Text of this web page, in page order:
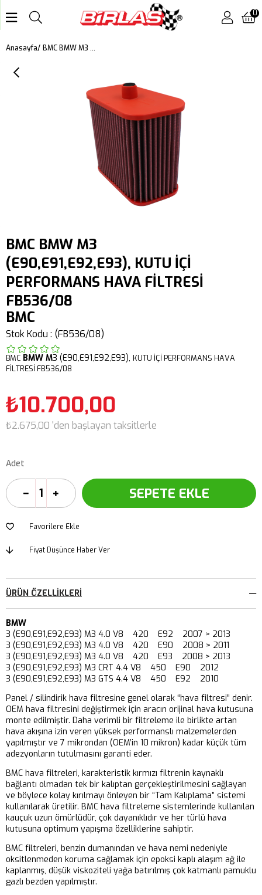
0
Anasayfa BMC BMW M3 (E90,E91,E92,E93), KUTU İÇİ PERFORMANS HAVA FİLTRESİ FB536/08
BMC BMW M3
(E90,E91,E92,E93), KUTU İÇİ
PERFORMANS HAVA FİLTRESİ
FB536/08
BMC
Stok Kodu (FB536/08)
BMC BMW M3 (E90,E91,E92,E93), KUTU İÇİ PERFORMANS HAVA
FİLTRESİ FB536/08
₺10.700,00
₺2.675,00 'den başlayan taksitlerle
Adet
Favorilere Ekle
Fiyat Düşünce Haber Ver
ÜRÜN ÖZELLIKLERI
BMW
3 (E90,E91,E92,E93) M3 4.0 V8 420 E92 2007 > 2013
3 (E90,E91,E92,E93) M3 4.0 V8 420 E90 2008 > 2011
3 (E90,E91,E92,E93) M3 4.0 V8 420 E93 2008 > 2013
3 (E90,E91,E92,E93) M3 CRT 4.4 V8 450 E90 2012
3 (E90,E91,E92,E93) M3 GTS 4.4 V8 450 E92 2010
Panel / silindirik hava filtresine genel olarak “hava filtresi” denir.
OEM hava filtresini değiştirmek için aracın orijinal hava kutusuna
monte edilmiştir. Daha verimli bir filtreleme ile birlikte artan
hava akışına izin veren yüksek performanslı malzemelerden
yapılmıştır ve 7 mikrondan (OEM’in 10 mikron) kadar küçük tüm
adezyonların tutulmasını garanti eder.
BMC hava filtreleri, karakteristik kırmızı filtrenin kaynaklı
bağlantı olmadan tek bir kalıptan gerçekleştirilmesini sağlayan
ve böylece kolay kırılmayı önleyen bir “Tam Kalıplama” sistemi
kullanılarak üretilir. BMC hava filtreleme sistemlerinde kullanılan
kauçuk uzun ömürlüdür, çok dayanıklıdır ve her türlü hava
kutusuna optimum yapışma özelliklerine sahiptir.
BMC filtreleri, benzin dumanından ve hava nemi nedeniyle
oksitlenmeden koruma sağlamak için epoksi kaplı alaşım ağ ile
kaplanmış, düşük viskoziteli yağa batırılmış çok katmanlı pamuklu
gazlı bezden yapılmıştır.